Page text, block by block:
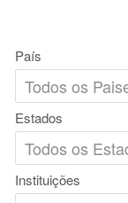
País
Estados
Instituições